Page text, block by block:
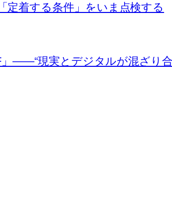
定着する条件」をいま点検する
――“現実とデジタルが混ざり